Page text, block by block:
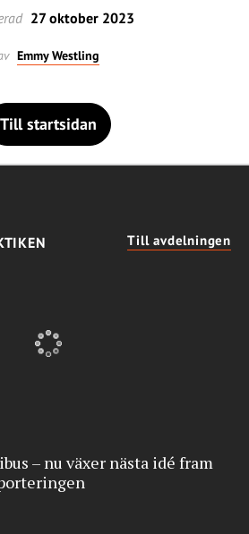
27 oktober 2023
Emmy Westling
Till startsidan
Till avdelningen
– nu växer nästa idé fram